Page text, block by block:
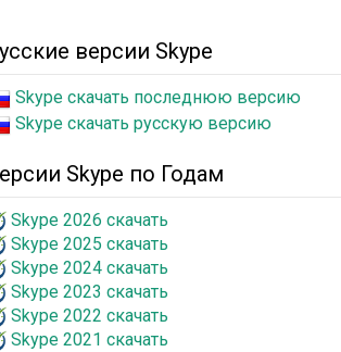
версии Skype
Skype скачать последнюю версию
Skype скачать русскую версию
Skype по Годам
Skype 2026 скачать
Skype 2025 скачать
Skype 2024 скачать
Skype 2023 скачать
Skype 2022 скачать
Skype 2021 скачать